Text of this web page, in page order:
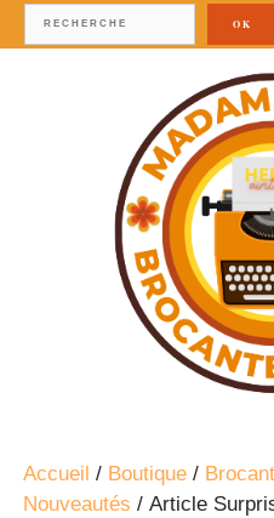
OK
Accueil / Boutique /
Nouveautés / Article